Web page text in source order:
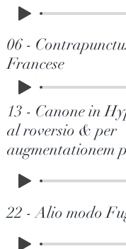
06 -
Francese
13 - Canone in
al roversio & per
augmentationem
22 - Alio modo